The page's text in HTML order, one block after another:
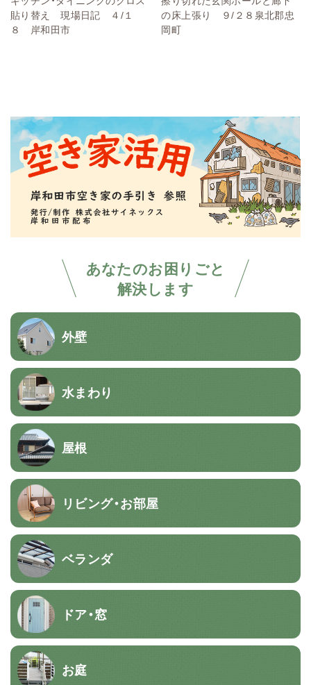
あなたのお困りごと
解決します
外壁
水まわり
屋根
リビング・お部屋
ベランダ
ドア・窓
お庭
貼り替え 現場日記 ４/１
８ 岸和田市
の床上張り ９/２８泉北郡忠
岡町